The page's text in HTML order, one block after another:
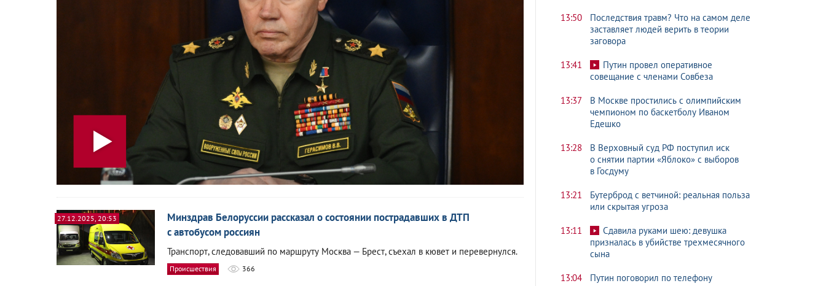
27.12.2025, 20:53
Минздрав Белоруссии рассказал о состоянии пострадавших в ДТП
с автобусом россиян
Транспорт, следовавший по маршруту Москва — Брест, съехал в кювет и перевернулся.
Происшествия 366
13:50
Последствия травм? Что на самом деле
заставляет людей верить в теории
заговора
13:41
Путин провел оперативное
совещание с членами Совбеза
13:37
В Москве простились с олимпийским
чемпионом по баскетболу Иваном
Едешко
13:28
В Верховный суд РФ поступил иск
о снятии партии «Яблоко» с выборов
в Госдуму
13:21
Бутерброд с ветчиной: реальная польза
или скрытая угроза
13:11
Сдавила руками шею: девушка
призналась в убийстве трехмесячного
сына
13:04
Путин поговорил по телефону